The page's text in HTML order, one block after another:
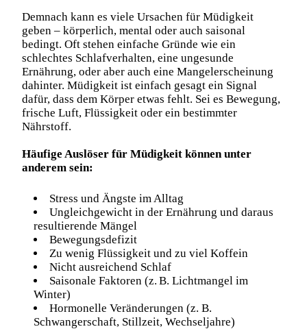
Demnach kann es viele Ursachen für Müdigkeit
geben – körperlich, mental oder auch saisonal
bedingt. Oft stehen einfache Gründe wie ein
schlechtes Schlafverhalten, eine ungesunde
Ernährung, oder aber auch eine Mangelerscheinung
dahinter. Müdigkeit ist einfach gesagt ein Signal
dafür, dass dem Körper etwas fehlt. Sei es Bewegung,
frische Luft, Flüssigkeit oder ein bestimmter
Nährstoff.
Häufige Auslöser für Müdigkeit können unter
anderem sein:
Stress und Ängste im Alltag
Ungleichgewicht in der Ernährung und daraus
resultierende Mängel
Bewegungsdefizit
Zu wenig Flüssigkeit und zu viel Koffein
Nicht ausreichend Schlaf
Saisonale Faktoren (z. B. Lichtmangel im
Winter)
Hormonelle Veränderungen (z. B.
Schwangerschaft, Stillzeit, Wechseljahre)